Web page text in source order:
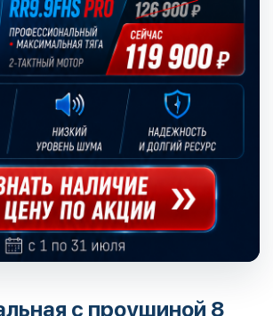
с проушиной 8